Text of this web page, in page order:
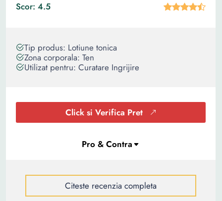
Scor: 4.5
Tip produs: Lotiune tonica
Zona corporala: Ten
Utilizat pentru: Curatare Ingrijire
Click si Verifica Pret
Citeste recenzia completa